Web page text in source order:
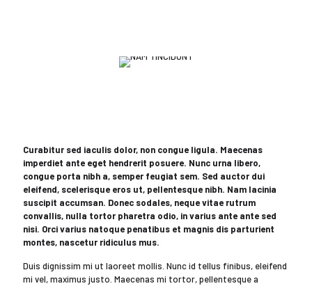
Curabitur sed iaculis dolor, non congue ligula. Maecenas
imperdiet ante eget hendrerit posuere. Nunc urna libero,
congue porta nibh a, semper feugiat sem. Sed auctor dui
eleifend, scelerisque eros ut, pellentesque nibh. Nam lacinia
suscipit accumsan. Donec sodales, neque vitae rutrum
convallis, nulla tortor pharetra odio, in varius ante ante sed
nisi. Orci varius natoque penatibus et magnis dis parturient
montes, nascetur ridiculus mus.
Duis dignissim mi ut laoreet mollis. Nunc id tellus finibus, eleifend
mi vel, maximus justo. Maecenas mi tortor, pellentesque a